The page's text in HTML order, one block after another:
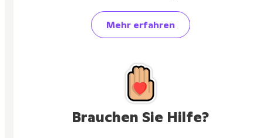
Mehr erfahren
Brauchen Sie Hilfe?